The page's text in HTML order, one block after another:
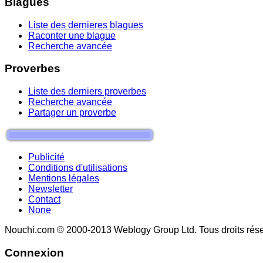
Liste des dernieres blagues
Raconter une blague
Recherche avancée
Proverbes
Liste des derniers proverbes
Recherche avancée
Partager un proverbe
Publicité
Conditions d'utilisations
Mentions légales
Newsletter
Contact
None
Nouchi.com © 2000-2013 Weblogy Group Ltd. Tous droits
Connexion